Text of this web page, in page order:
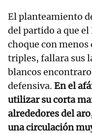
El planteamiento
del partido a que
choque con menos
triples, fallara sus
blancos
defensiva. En el
utilizar su corta
alrededores del
una circulación